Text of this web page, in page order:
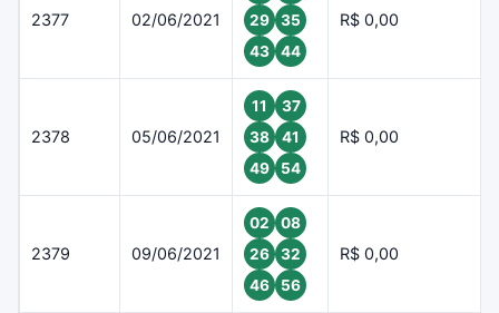
2377 02/06/2021
29
35
43
44
R$ 0,00
2378 05/06/2021
11
37
38
41
49
54
R$ 0,00
2379 09/06/2021
02
08
26
32
46
56
R$ 0,00